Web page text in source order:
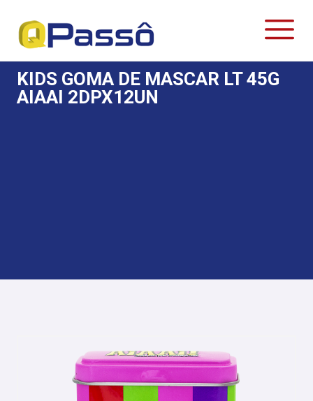
KIDS GOMA DE MASCAR LT 45G
AIAAI 2DPX12UN